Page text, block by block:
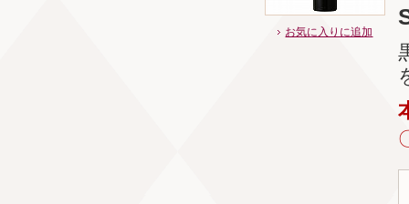
お気に入りに追加